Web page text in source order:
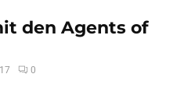
den Agents of
0